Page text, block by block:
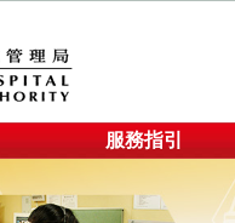
服務指引